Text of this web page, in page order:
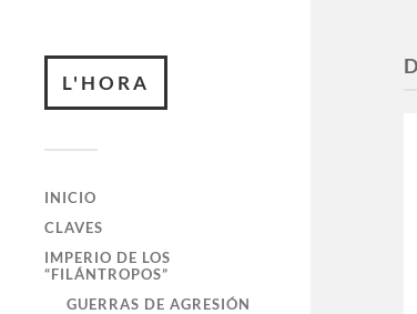
L'HORA
INICIO
CLAVES
IMPERIO DE LOS
“FILÁNTROPOS”
GUERRAS DE AGRESIÓN